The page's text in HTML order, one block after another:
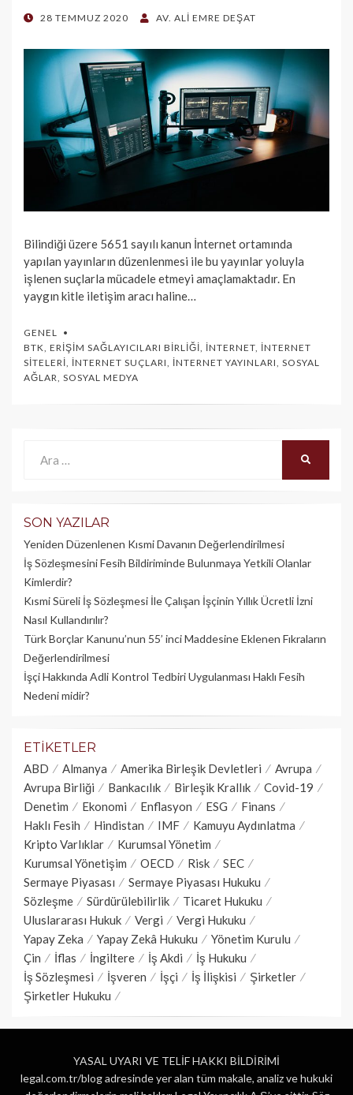
POSTED
28 TEMMUZ 2020 AV. ALI EMRE DEŞAT
Bilindiği üzere 5651 sayılı kanun İnternet ortamında
yapılan yayınların düzenlenmesi ile bu yayınlar yoluyla
işlenen suçlarla mücadele etmeyi amaçlamaktadır. En
yaygın kitle iletişim aracı haline…
GENEL
BTK ERIŞIM SAĞLAYICILARI BIRLIĞI İNTERNET İNTERNET
SITELERI İNTERNET SUÇLARI İNTERNET YAYINLARI SOSYAL
AĞLAR SOSYAL MEDYA
SON YAZILAR
Yeniden Düzenlenen Kısmi Davanın Değerlendirilmesi
İş Sözleşmesini Fesih Bildiriminde Bulunmaya Yetkili Olanlar
Kimlerdir?
Kısmi Süreli İş Sözleşmesi İle Çalışan İşçinin Yıllık Üc­retli İzni
Nasıl Kullandırılır?
Türk Borçlar Kanunu’nun 55’ inci Maddesine Eklenen Fıkraların
Değerlendirilmesi
İşçi Hakkında Adli Kontrol Tedbiri Uygulanması Haklı Fesih
Nedeni midir?
ETIKETLER
ABD Almanya Amerika Birleşik Devletleri
Avrupa
Avrupa Birliği
Bankacılık Birleşik Krallık
Covid-19
Denetim
Ekonomi Enflasyon ESG
Finans
Haklı Fesih
Hindistan IMF
Kamuyu Aydınlatma
Kripto Varlıklar
Kurumsal Yönetim
Kurumsal Yönetişim
OECD Risk
SEC
Sermaye Piyasası
Sermaye Piyasası Hukuku
Sözleşme
Sürdürülebilirlik
Ticaret Hukuku
Uluslararası Hukuk
Vergi
Vergi Hukuku
Yapay Zeka
Yapay Zekâ Hukuku
Yönetim Kurulu
Çin
İflas İngiltere İş Akdi
İş Hukuku
İş Sözleşmesi
İşveren İşçi İş İlişkisi
Şirketler
Şirketler Hukuku
YASAL UYARI VE TELİF HAKKI BİLDİRİMİ
legal.com.tr/blog adresinde yer alan tüm makale, analiz ve hukuki